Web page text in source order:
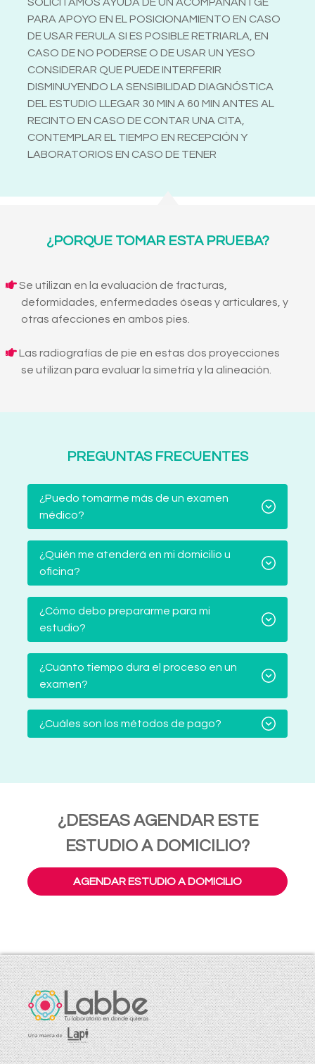
SOLICITAMOS AYUDA DE UN ACOMPAÑANTGE
PARA APOYO EN EL POSICIONAMIENTO EN CASO
DE USAR FERULA SI ES POSIBLE RETRIARLA, EN
CASO DE NO PODERSE O DE USAR UN YESO
CONSIDERAR QUE PUEDE INTERFERIR
DISMINUYENDO LA SENSIBILIDAD DIAGNÓSTICA
DEL ESTUDIO LLEGAR 30 MIN A 60 MIN ANTES AL
RECINTO EN CASO DE CONTAR UNA CITA,
CONTEMPLAR EL TIEMPO EN RECEPCIÓN Y
LABORATORIOS EN CASO DE TENER
¿PORQUE TOMAR ESTA PRUEBA?
Se utilizan en la evaluación de fracturas,
deformidades, enfermedades óseas y articulares, y
otras afecciones en ambos pies.
Las radiografías de pie en estas dos proyecciones
se utilizan para evaluar la simetría y la alineación.
PREGUNTAS FRECUENTES
¿Puedo tomarme más de un examen
médico?
¿Quién me atenderá en mi domicilio u
oficina?
¿Cómo debo prepararme para mi
estudio?
¿Cuánto tiempo dura el proceso en un
examen?
¿Cuáles son los métodos de pago?
¿DESEAS AGENDAR ESTE
ESTUDIO A DOMICILIO?
AGENDAR ESTUDIO A DOMICILIO